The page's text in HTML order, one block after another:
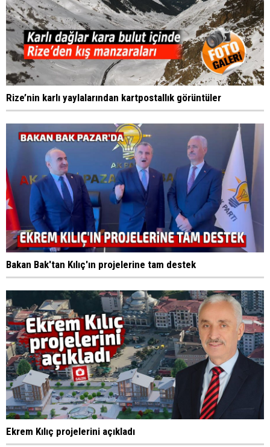
Rize’nin karlı yaylalarından kartpostallık görüntüler
Bakan Bak'tan Kılıç'ın projelerine tam destek
Ekrem Kılıç projelerini açıkladı